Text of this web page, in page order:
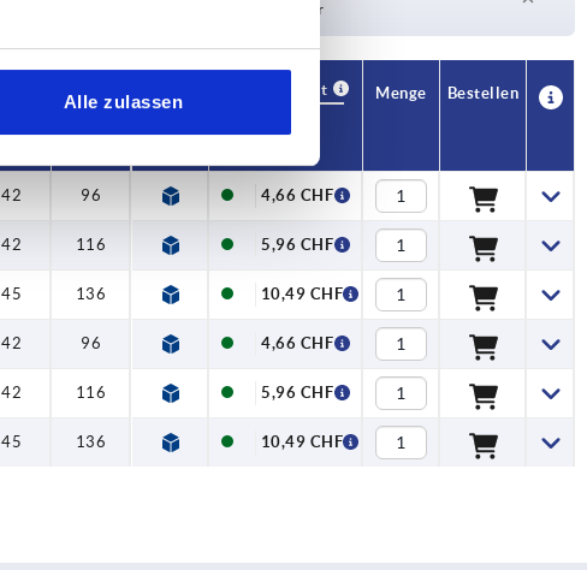
Alle zulassen
Derzeit nicht auf Lager
Verfügbarkeit
Menge Bestellen
42 96 4,66 CHF
42 116 5,96 CHF
45 136 10,49 CHF
42 96 4,66 CHF
42 116 5,96 CHF
45 136 10,49 CHF